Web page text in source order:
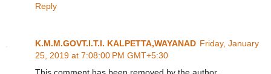
Reply
K.M.M.GOVT.I.T.I. KALPETTA,WAYANAD Friday, January
25, 2019 at 7:08:00 PM GMT+5:30
This comment has been removed by the author.